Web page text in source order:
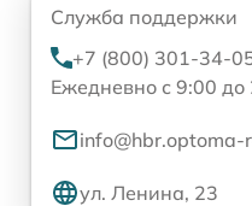
Служба поддержки
+7 (800) 301-34-
Ежедневно с 9:00 до
ул. Ленина, 23